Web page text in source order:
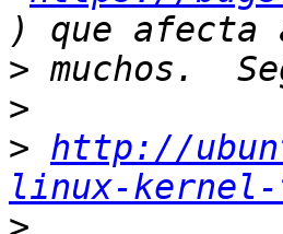
>
>
> http://
linux-